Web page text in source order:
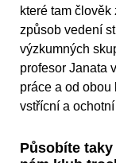
které tam
způsob vedení
výzkumných
profesor Janata
práce a od obou
vstřícní a
Působíte